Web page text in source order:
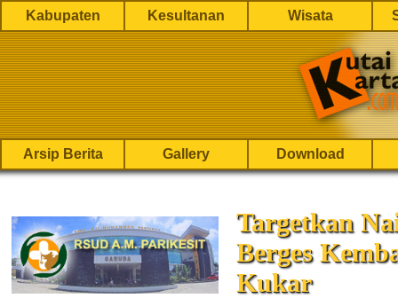
Kabupaten Kesultanan Wisata
Arsip Berita Gallery Download
Targetkan
Berges
Kukar